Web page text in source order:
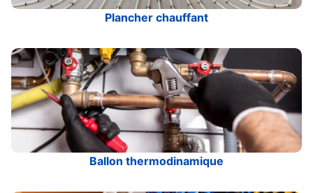
Plancher chauffant
Ballon thermodinamique